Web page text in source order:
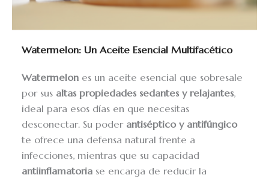
Watermelon: Un Aceite Esencial Multifacético
Watermelon es un aceite esencial que sobresale
por sus altas propiedades sedantes y relajantes,
ideal para esos días en que necesitas
desconectar. Su poder antiséptico y antifúngico
te ofrece una defensa natural frente a
infecciones, mientras que su capacidad
antiinflamatoria se encarga de reducir la